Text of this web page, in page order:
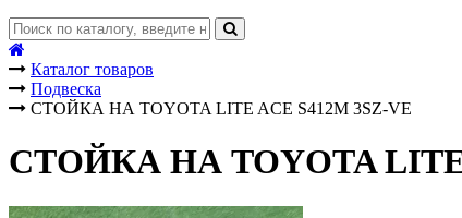
Каталог товаров
Подвеска
СТОЙКА НА TOYOTA LITE ACE S412M 3SZ-VE
СТОЙКА НА TOYOTA LITE